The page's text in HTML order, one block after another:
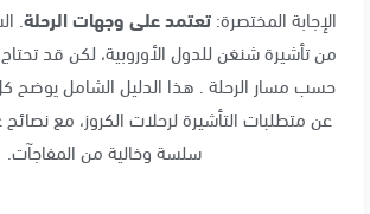
الإجابة المختصرة:تعتمد على وجهات الرحلة.
من تأشيرة شنغن للدول الأوروبية، لكن قد
حسب مسار الرحلة . هذا الدليل الشامل يوضح
عن متطلبات التأشيرة لرحلات الكروز، مع
سلسة وخالية من المفاجآت.